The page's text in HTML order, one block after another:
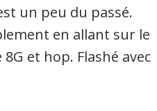
un peu du passé.
en allant sur le
et hop. Flashé avec